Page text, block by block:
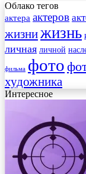
Облако тегов
актера актеров
жизнижизнь
личная личной
фильма фото
художника
Интересное